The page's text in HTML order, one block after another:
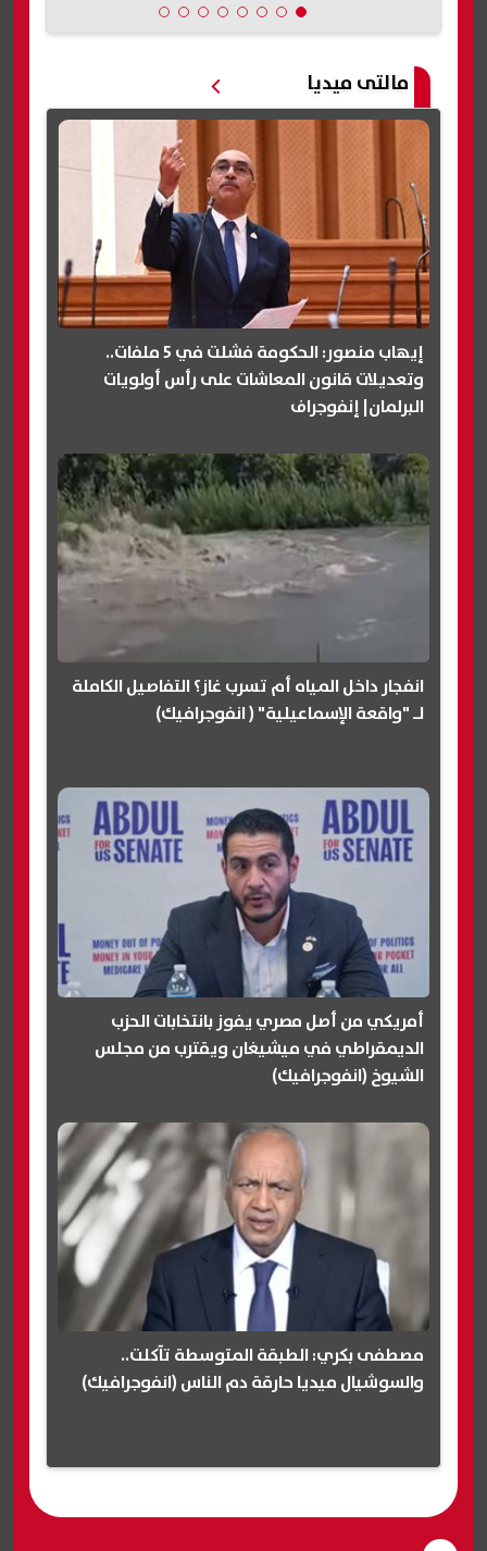
مالتى ميديا
إيهاب منصور: الحكومة فشلت في 5 ملفات..
وتعديلات قانون المعاشات على رأس أولويات
البرلمان| إنفوجراف
انفجار داخل المياه أم تسرب غاز؟ التفاصيل الكاملة
لـ "واقعة الإسماعيلية" ( انفوجرافيك)
أمريكي من أصل مصري يفوز بانتخابات الحزب
الديمقراطي في ميشيغان ويقترب من مجلس
الشيوخ (انفوجرافيك)
مصطفى بكري: الطبقة المتوسطة تآكلت..
والسوشيال ميديا حارقة دم الناس (انفوجرافيك)